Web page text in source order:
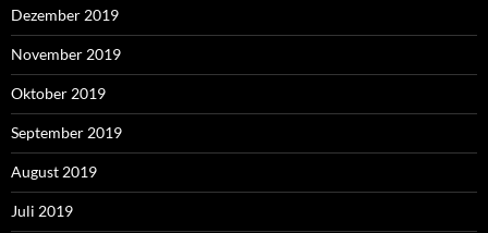
Dezember 2019
November 2019
Oktober 2019
September 2019
August 2019
Juli 2019